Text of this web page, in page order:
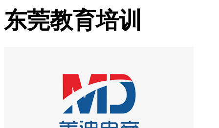
东莞教育培训